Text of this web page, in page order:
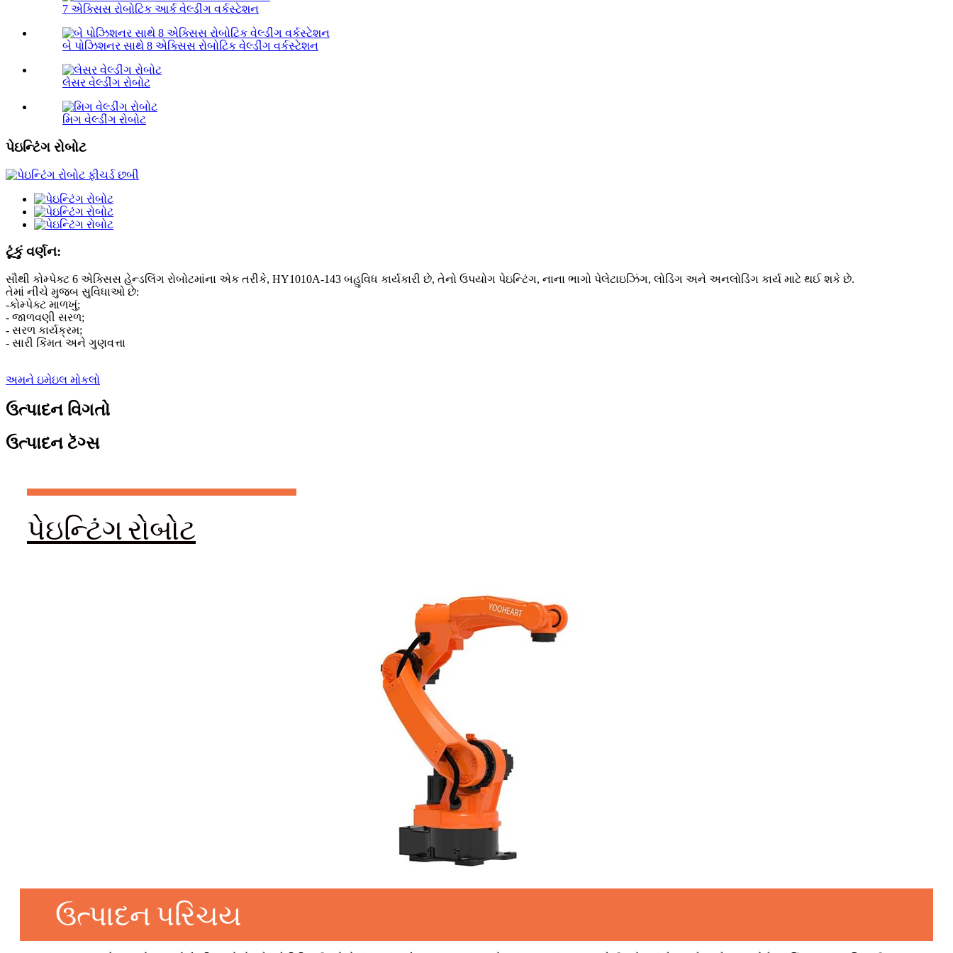
7 એક્સિસ રોબોટિક આર્ક વેલ્ડીંગ વર્કસ્ટેશન
બે પોઝિશનર સાથે 8 એક્સિસ રોબોટિક વેલ્ડીંગ વર્કસ્ટેશન
લેસર વેલ્ડીંગ રોબોટ
મિગ વેલ્ડીંગ રોબોટ
પેઇન્ટિંગ રોબોટ
ટૂંકું વર્ણન:
સૌથી કોમ્પેક્ટ 6 એક્સિસ હેન્ડલિંગ રોબોટમાંના એક તરીકે, HY1010A-143 બહુવિધ કાર્યકારી છે, તેનો ઉપયોગ પેઇન્ટિંગ, નાના ભાગો પેલેટાઇઝિંગ, લોડિંગ અને અનલોડિંગ કાર્ય માટે થઈ શકે છે.
તેમાં નીચે મુજબ સુવિધાઓ છે:
-કોમ્પેક્ટ માળખું;
- જાળવણી સરળ;
- સરળ કાર્યક્રમ;
- સારી કિંમત અને ગુણવત્તા
અમને ઇમેઇલ મોકલો
ઉત્પાદન વિગતો
ઉત્પાદન ટૅગ્સ
પેઇન્ટિંગ રોબોટ
ઉત્પાદન પરિચય